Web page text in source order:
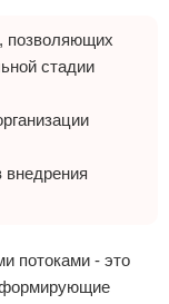
позволяющих
стадии
внедрения
потоками - это
формирующие